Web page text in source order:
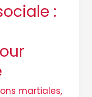
:
martiales,